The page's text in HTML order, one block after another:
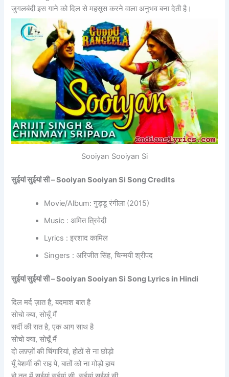
जुगलबंदी इस गाने को दिल से महसूस करने वाला अनुभव बना देती है।
Sooiyan Sooiyan Si
सुईयां सुईयां सी – Sooiyan Sooiyan Si Song Credits
Movie/Album: गुड्डू रंगीला (2015)
Music : अमित त्रिवेदी
Lyrics : इरशाद कामिल
Singers : अरिजीत सिंह, चिन्मयी श्रीपद
सुईयां सुईयां सी – Sooiyan Sooiyan Si Song Lyrics in Hindi
दिल मर्द ज़ात है, बदमाश बात है
सोचो क्या, सोचूँ मैं
सर्दी की रात है, एक आग साथ है
सोचो क्या, सोचूँ मैं
दो लफ़्ज़ों की चिंगारियां, होठों से ना छोड़ो
यूँ बेशर्मी की राह पे, बातों को ना मोड़ो हाय